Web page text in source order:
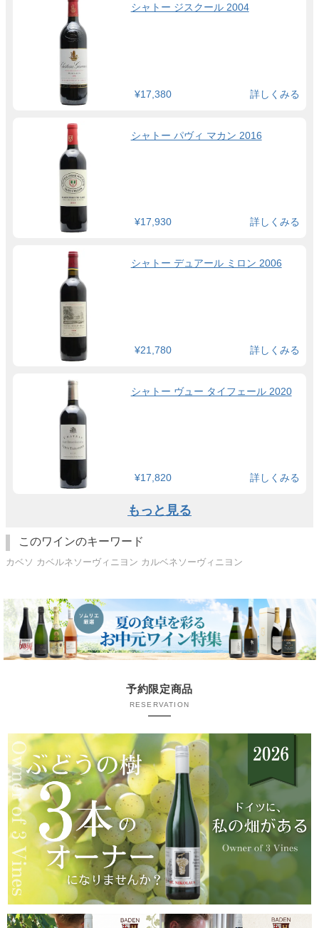
シャトー ジスクール 2004
¥17,380 詳しくみる
シャトー パヴィ マカン 2016
¥17,930 詳しくみる
シャトー デュアール ミロン 2006
¥21,780 詳しくみる
シャトー ヴュー タイフェール 2020
¥17,820 詳しくみる
もっと見る
このワインのキーワード
カベソ カベルネソーヴィニヨン カルベネソーヴィニヨン
予約限定商品
RESERVATION